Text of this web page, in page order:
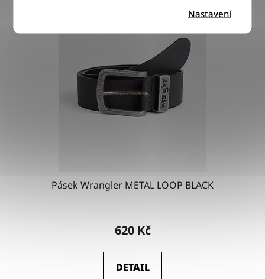
Nastavení
Pásek Wrangler METAL LOOP BLACK
hodnocení
produktu
je
4,5
620 Kč
DETAIL